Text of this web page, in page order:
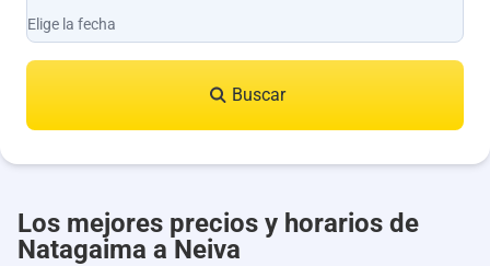
Buscar
Los mejores precios y horarios de
Natagaima a Neiva